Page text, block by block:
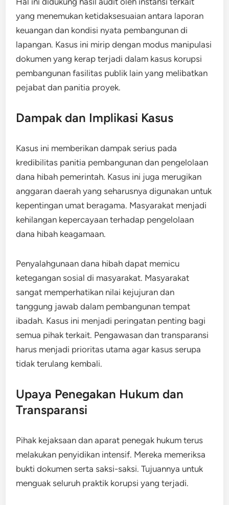
yang menemukan ketidaksesuaian antara laporan
keuangan dan kondisi nyata pembangunan di
lapangan. Kasus ini mirip dengan modus manipulasi
dokumen yang kerap terjadi dalam kasus korupsi
pembangunan fasilitas publik lain yang melibatkan
pejabat dan panitia proyek.
Dampak dan Implikasi Kasus
Kasus ini memberikan dampak serius pada
kredibilitas panitia pembangunan dan pengelolaan
dana hibah pemerintah. Kasus ini juga merugikan
anggaran daerah yang seharusnya digunakan untuk
kepentingan umat beragama. Masyarakat menjadi
kehilangan kepercayaan terhadap pengelolaan
dana hibah keagamaan.
Penyalahgunaan dana hibah dapat memicu
ketegangan sosial di masyarakat. Masyarakat
sangat memperhatikan nilai kejujuran dan
tanggung jawab dalam pembangunan tempat
ibadah. Kasus ini menjadi peringatan penting bagi
semua pihak terkait. Pengawasan dan transparansi
harus menjadi prioritas utama agar kasus serupa
tidak terulang kembali.
Upaya Penegakan Hukum dan
Transparansi
Pihak kejaksaan dan aparat penegak hukum terus
melakukan penyidikan intensif. Mereka memeriksa
bukti dokumen serta saksi-saksi. Tujuannya untuk
menguak seluruh praktik korupsi yang terjadi.